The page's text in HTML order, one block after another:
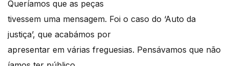
Queríamos que as peças
tivessem uma mensagem. Foi o caso do ‘Auto da
justiça’, que acabámos por
apresentar em várias freguesias. Pensávamos que não